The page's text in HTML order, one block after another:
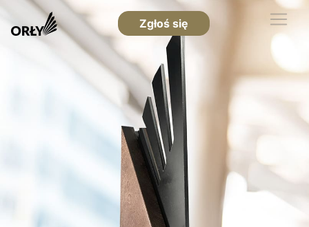
Zgłoś się